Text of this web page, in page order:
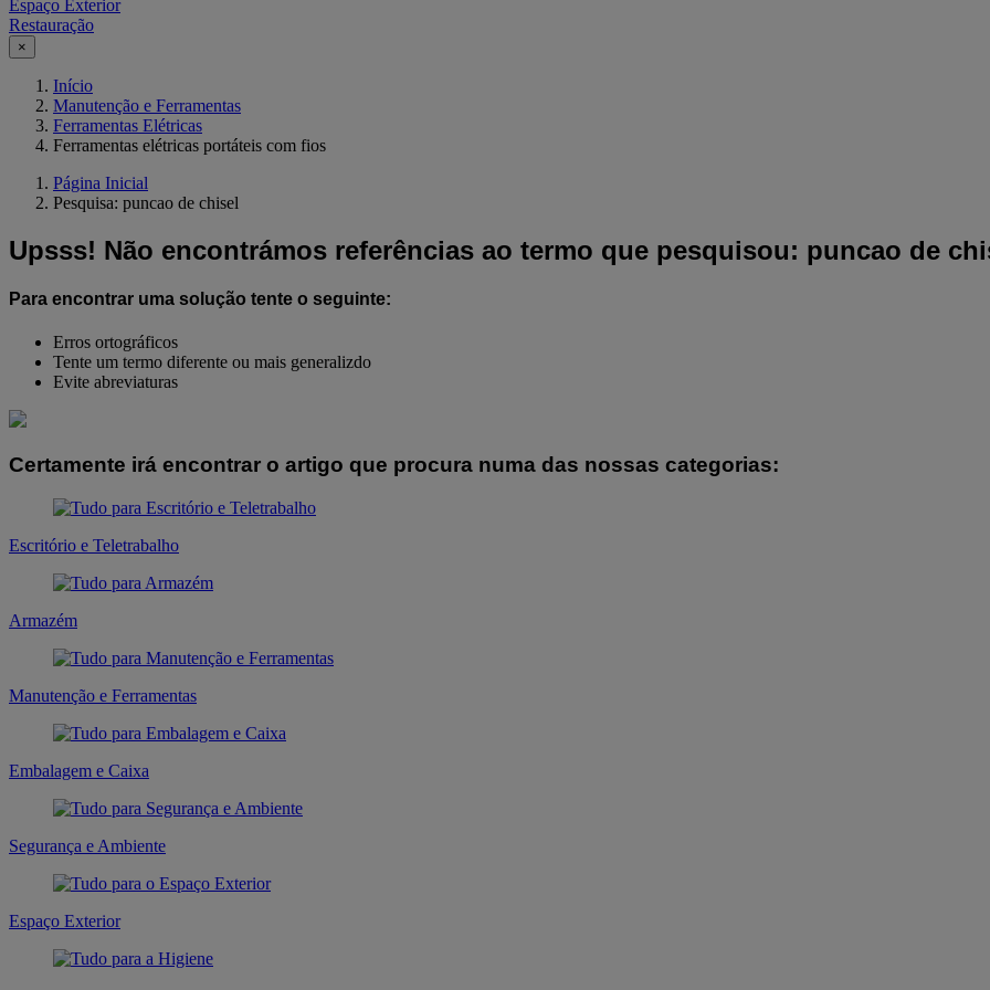
Espaço Exterior
Restauração
×
Início
Manutenção e Ferramentas
Ferramentas Elétricas
Ferramentas elétricas portáteis com fios
Página Inicial
Pesquisa: puncao de chisel
Upsss! Não encontrámos referências ao termo que pesquisou: puncao de
Para encontrar uma solução tente o seguinte:
Erros ortográficos
Tente um termo diferente ou mais generalizdo
Evite abreviaturas
Certamente irá encontrar o artigo que procura numa das nossas categorias:
Escritório e Teletrabalho
Armazém
Manutenção e Ferramentas
Embalagem e Caixa
Segurança e Ambiente
Espaço Exterior